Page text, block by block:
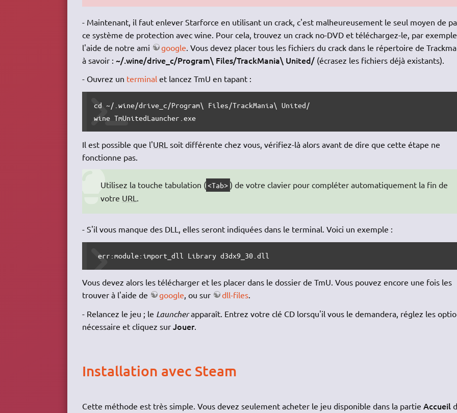
- Maintenant, il faut enlever Starforce en utilisant un crack, c'est malheureusement le seul moyen de
ce système de protection avec wine. Pour cela, trouvez un crack no-DVD et téléchargez-le, par
l'aide de notre ami
google . Vous devez placer tous les fichiers du crack dans le répertoire de
à savoir : ~/.wine/drive_c/Program\ Files/TrackMania\ United/(écrasez les fichiers déjà existants).
- Ouvrez un terminal et lancez TmU en tapant :
cd ~/.wine/drive_c/Program\ Files/TrackMania\ United/
wine TmUnitedLauncher.exe
Il est possible que l'URL soit différente chez vous, vérifiez-là alors avant de dire que cette étape ne
fonctionne pas.
Utilisez la touche tabulation (<Tab> ) de votre clavier pour compléter automatiquement la fin de
votre URL .
- S'il vous manque des DLL, elles seront indiquées dans le terminal. Voici un exemple :
err:module:import_dll Library d3dx9_30.dll
Vous devez alors les télécharger et les placer dans le dossier de TmU. Vous pouvez encore une fois les
trouver à l'aide de
google, ou sur dll-files.
- Relancez le jeu ; le Launcherapparaît. Entrez votre clé CD lorsqu'il vous le demandera, réglez les
nécessaire et cliquez sur Jouer.
Installation avec Steam
Cette méthode est très simple. Vous devez seulement acheter le jeu disponible dans la partie Accueil